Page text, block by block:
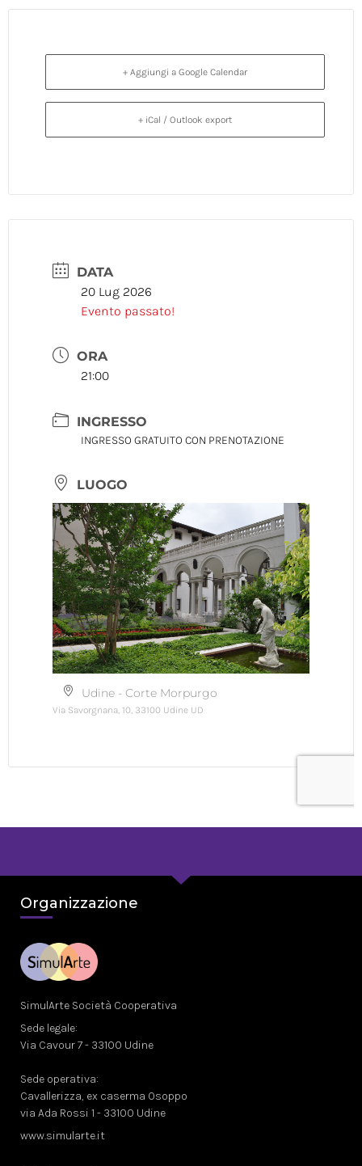
Organizzazione
SimulArte Società Cooperativa
Sede legale:
Via Cavour 7 - 33100 Udine
Sede operativa:
Cavallerizza, ex caserma Osoppo
via Ada Rossi 1 - 33100 Udine
www.simularte.it